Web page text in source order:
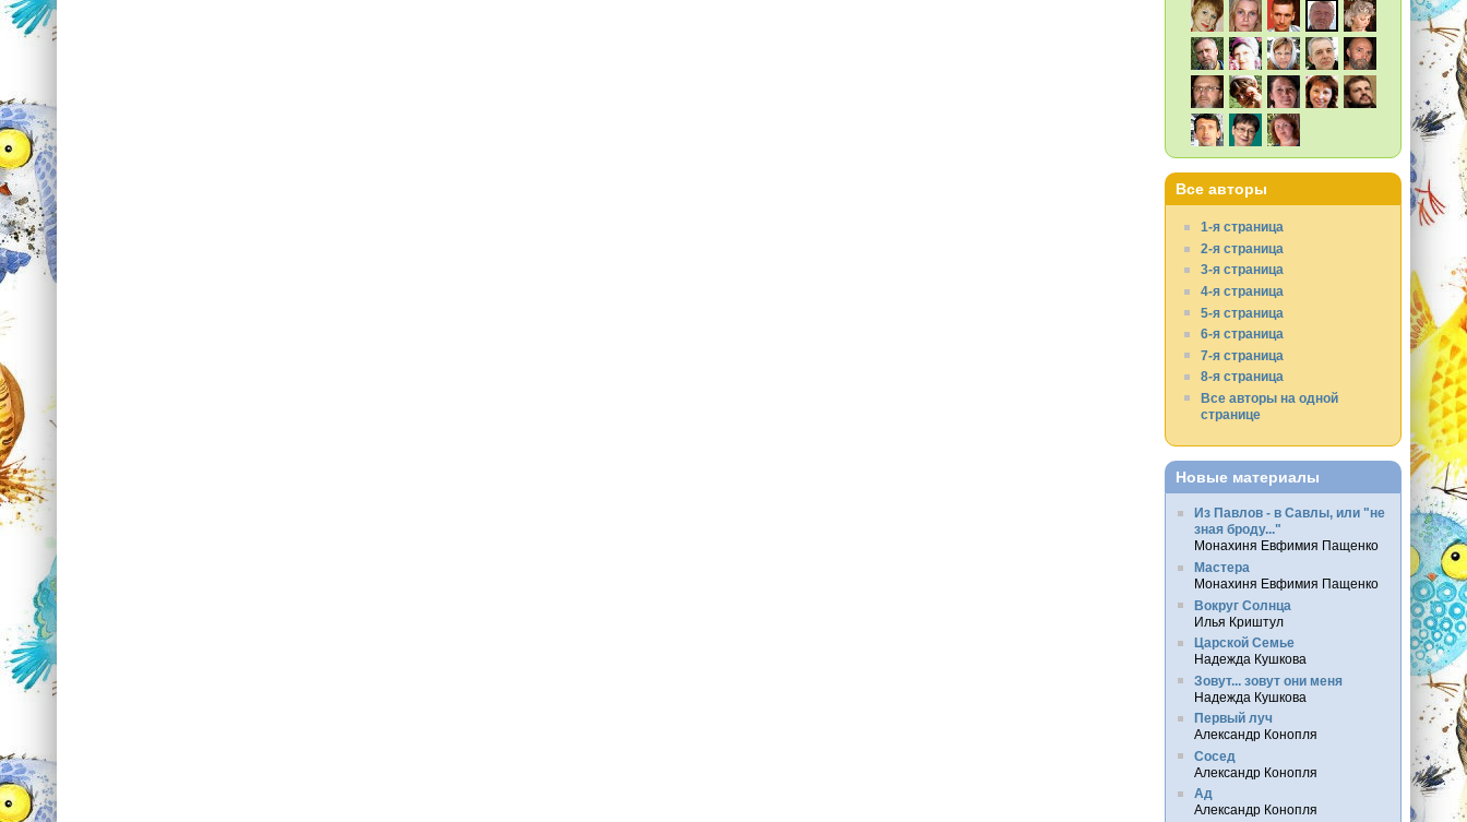
Все авторы
1-я страница
2-я страница
3-я страница
4-я страница
5-я страница
6-я страница
7-я страница
8-я страница
Все авторы на одной
странице
Новые материалы
Из Павлов - в Савлы, или "не
зная броду..."
Монахиня Евфимия Пащенко
Мастера
Монахиня Евфимия Пащенко
Вокруг Солнца
Илья Криштул
Царской Семье
Надежда Кушкова
Зовут... зовут они меня
Надежда Кушкова
Первый луч
Александр Конопля
Сосед
Александр Конопля
Ад
Александр Конопля